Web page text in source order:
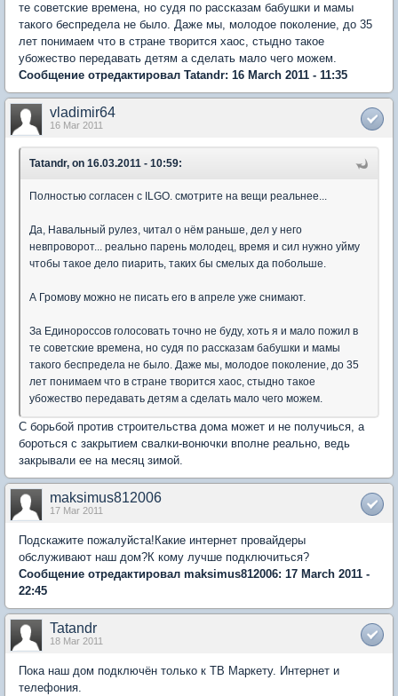
те советские времена, но судя по рассказам бабушки и мамы
такого беспредела не было. Даже мы, молодое поколение, до 35
лет понимаем что в стране творится хаос, стыдно такое
убожество передавать детям а сделать мало чего можем.
Сообщение отредактировал Tatandr: 16 March 2011 - 11:35
vladimir64
16 Mar 2011
Tatandr, on 16.03.2011 - 10:59:
Полностью согласен с ILGO. смотрите на вещи реальнее...
Да, Навальный рулез, читал о нём раньше, дел у него
невпроворот... реально парень молодец, время и сил нужно уйму
чтобы такое дело пиарить, таких бы смелых да побольше.
А Громову можно не писать его в апреле уже снимают.
За Единороссов голосовать точно не буду, хоть я и мало пожил в
те советские времена, но судя по рассказам бабушки и мамы
такого беспредела не было. Даже мы, молодое поколение, до 35
лет понимаем что в стране творится хаос, стыдно такое
убожество передавать детям а сделать мало чего можем.
С борьбой против строительства дома может и не получиься, а
бороться с закрытием свалки-вонючки вполне реально, ведь
закрывали ее на месяц зимой.
maksimus812006
17 Mar 2011
Подскажите пожалуйста!Какие интернет провайдеры
обслуживают наш дом?К кому лучше подключиться?
Сообщение отредактировал maksimus812006: 17 March 2011 -
22:45
Tatandr
18 Mar 2011
Пока наш дом подключён только к ТВ Маркету. Интернет и
телефония.